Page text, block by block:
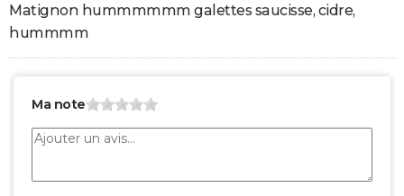
Matignon hummmmmm galettes saucisse, cidre,
hummmm
Ma note